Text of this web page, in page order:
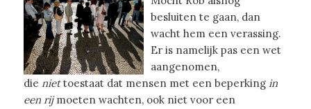
besluiten te gaan, dan
wacht hem een verassing.
Er is namelijk pas een wet
aangenomen,
die niettoestaat dat mensen met een beperking in
een rijmoeten wachten, ook niet voor een